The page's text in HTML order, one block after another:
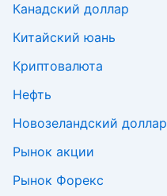
Канадский доллар
Китайский юань
Криптовалюта
Нефть
Новозеландский доллар
Рынок акции
Рынок Форекс